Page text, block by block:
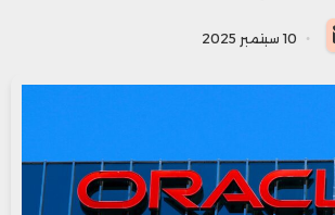
أرسل
بريدا
إلكترونيا
10 سبتمبر 2025